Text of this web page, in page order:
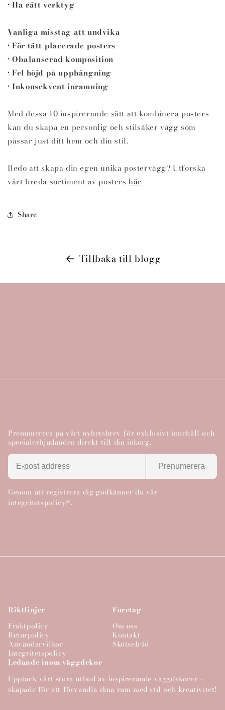
• Ha rätt verktyg
Vanliga misstag att undvika
• För tätt placerade posters
• Obalanserad komposition
• Fel höjd på upphängning
• Inkonsekvent inramning
Med dessa 10 inspirerande sätt att kombinera posters
kan du skapa en personlig och stilsäker vägg som
passar just ditt hem och din stil.
Redo att skapa din egen unika postervägg? Utforska
vårt breda sortiment av posters här.
Share
Tillbaka till blogg
Prenumerera på vårt nyhetsbrev för exklusivt innehåll och
specialerbjudanden direkt till din inkorg.
Prenumerera
Genom att registrera dig godkänner du vår
integritetspolicy*.
Riktlinjer
Fraktpolicy
Returpolicy
Användarvilkor
Integritetspolicy
Företag
Om oss
Kontakt
Skötselråd
Ledande inom väggdekor
Upptäck vårt stora utbud av inspirerande väggdekorer –
skapade för att förvandla dina rum med stil och kreativitet!